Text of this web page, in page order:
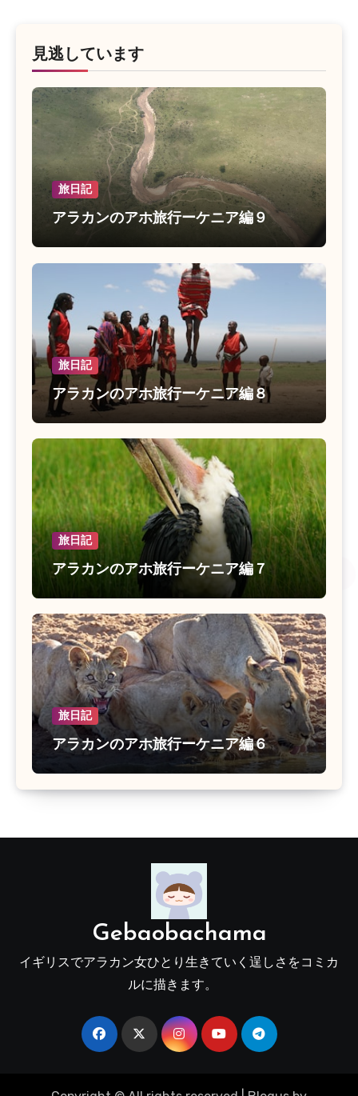
見逃しています
旅日記
アラカンのアホ旅行ーケニア編９
旅日記
アラカンのアホ旅行ーケニア編８
旅日記
アラカンのアホ旅行ーケニア編７
旅日記
アラカンのアホ旅行ーケニア編６
Gebaobachama
イギリスでアラカン女ひとり生きていく逞しさをコミカ
ルに描きます。